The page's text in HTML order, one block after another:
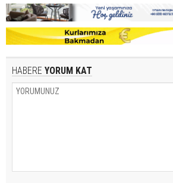
HABERE YORUM KAT